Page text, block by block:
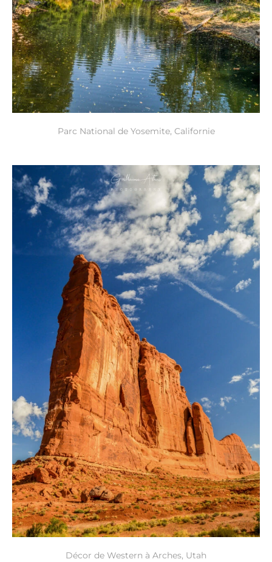
Parc National de Yosemite, Californie
Décor de Western à Arches, Utah